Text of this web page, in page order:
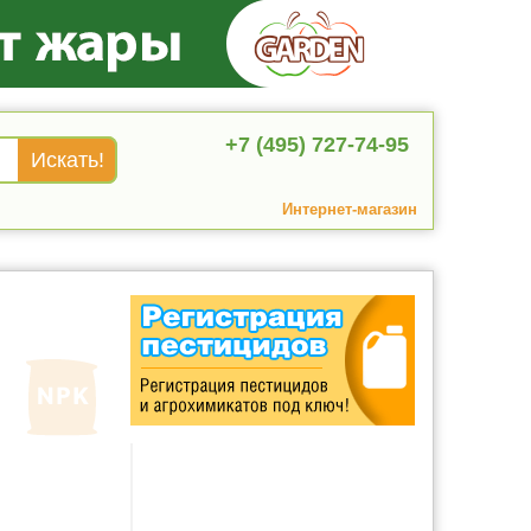
+7 (495) 727-74-95
Интернет-магазин